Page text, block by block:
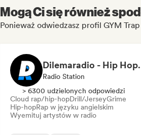
Mogą Ci się również
Ponieważ odwiedzasz profil GYM Trap
Radio Station
> 6300 udzielonych odpowiedzi
Cloud rap/hip-hopDrill/JerseyGrime
Hip-hopRap w języku angielskim
Wyemituj artystów w radio